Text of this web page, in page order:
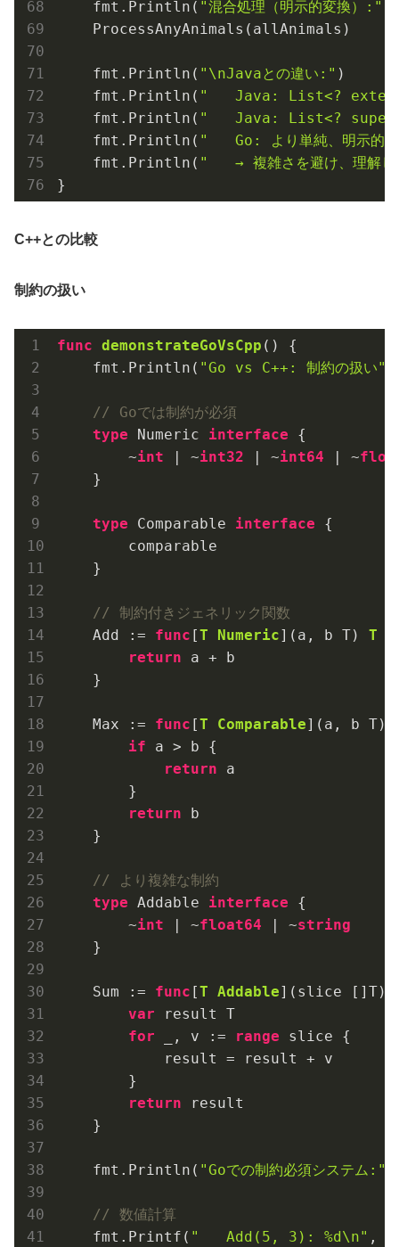
    fmt.Println(
"混合処理（明示的変換）:"
    ProcessAnyAnimals(allAnimals)
    fmt.Println(
"\nJavaとの違い:" )
    fmt.Println(
"   Java: List<?
    fmt.Println(
"   Java: List<? super
    fmt.Println(
"   Go: より単純、明示的な
    fmt.Println(
"   → 複雑さを避け、理解し
C++との比較
制約の扱い
func demonstrateGoVsCpp ()
{
    fmt.Println(
"Go vs C++: 制約の扱い"
// Goでは制約が必須
type Numeric interface {
        ~
int | ~int32 | ~int64 | ~
    }
type Comparable interface {
        comparable
    }
// 制約付きジェネリック関数
    Add :=
func [T Numeric] (a, b T) T
return a + b
    }
    Max :=
func [T Comparable] (a, b T)
if a > b {
return a
        }
return b
    }
// より複雑な制約
type Addable interface {
        ~
int | ~float64 | ~string
    }
    Sum :=
func [T Addable] (slice []T)
var result T
for _, v := range slice {
            result = result + v
        }
return result
    }
    fmt.Println(
"Goでの制約必須システム:"
// 数値計算
    fmt.Printf(
"   Add(5, 3): %d\n" ,